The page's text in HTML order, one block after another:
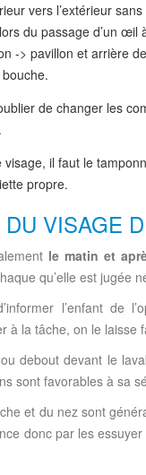
vers l’extérieur
du passage d’un œil
-> pavillon et arrière
de changer les
visage, il faut le
propre.
VISAGE
le matin et
qu’elle est jugée
l’enfant de
à la tâche, on le laisse
debout devant le
sont favorables à sa
et du nez sont
donc par les essuyer